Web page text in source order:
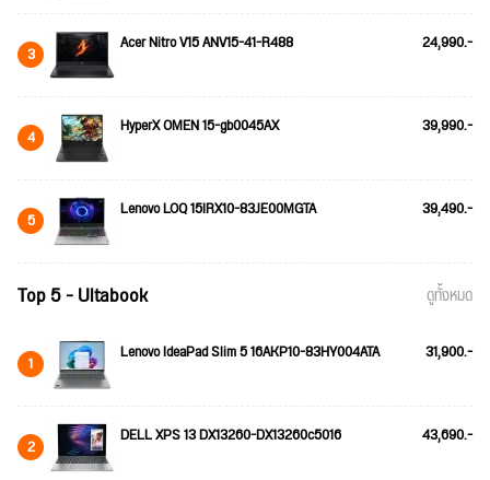
3 Acer Nitro V15 ANV15-41-R488 24,990.-
4 HyperX OMEN 15-gb0045AX 39,990.-
5 Lenovo LOQ 15IRX10-83JE00MGTA 39,490.-
Top 5 - Ultabook ดูทั้งหมด
1 Lenovo IdeaPad Slim 5 16AKP10-83HY004ATA 31,900.-
2 DELL XPS 13 DX13260-DX13260c5016 43,690.-